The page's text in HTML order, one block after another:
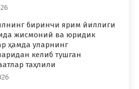
биринчи ярим йиллиги
жисмоний ва юридик
ҳамда уларнинг
келиб тушган
таҳлили